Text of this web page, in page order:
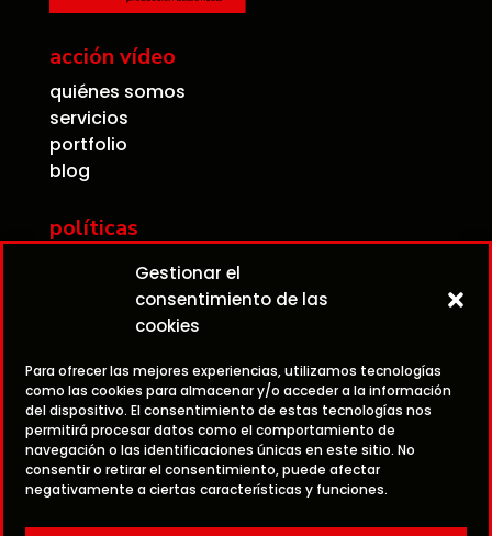
Gestionar el
consentimiento de las
cookies
Para ofrecer las mejores experiencias, utilizamos tecnologías
como las cookies para almacenar y/o acceder a la información
del dispositivo. El consentimiento de estas tecnologías nos
permitirá procesar datos como el comportamiento de
navegación o las identificaciones únicas en este sitio. No
consentir o retirar el consentimiento, puede afectar
negativamente a ciertas características y funciones.
acción vídeo
quiénes somos
servicios
portfolio
blog
políticas
aviso legal
política de privacidad
 979 07 02 03
 609 96 25 94
 info@accionvideo.com